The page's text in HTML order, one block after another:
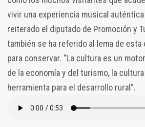
vivir una experiencia musical auténtica
reiterado el diputado de Promoción y
también se ha referido al lema de esta
para conservar. “La cultura es un
de la economía y del turismo, la
herramienta para el desarrollo rural”.